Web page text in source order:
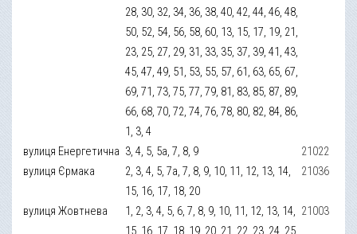
28, 30, 32, 34, 36, 38, 40, 42, 44, 46, 48,
50, 52, 54, 56, 58, 60, 13, 15, 17, 19, 21,
23, 25, 27, 29, 31, 33, 35, 37, 39, 41, 43,
45, 47, 49, 51, 53, 55, 57, 61, 63, 65, 67,
69, 71, 73, 75, 77, 79, 81, 83, 85, 87, 89,
66, 68, 70, 72, 74, 76, 78, 80, 82, 84, 86,
1, 3, 4
вулиця Енергетична 3, 4, 5, 5а, 7, 8, 9
21022
вулиця Єрмака
2, 3, 4, 5, 7а, 7, 8, 9, 10, 11, 12, 13, 14,
15, 16, 17, 18, 20
21036
вулиця Жовтнева
1, 2, 3, 4, 5, 6, 7, 8, 9, 10, 11, 12, 13, 14,
15, 16, 17, 18, 19, 20, 21, 22, 23, 24, 25,
21003